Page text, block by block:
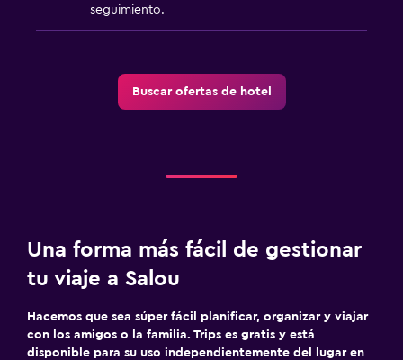
Estacionamiento
Carga de vehículos eléctricos
Sistema de entretenimiento
seguimiento.
Buscar ofertas de hotel
Una forma más fácil de gestionar
tu viaje a Salou
Hacemos que sea súper fácil planificar, organizar y viajar
con los amigos o la familia. Trips es gratis y está
disponible para su uso independientemente del lugar en